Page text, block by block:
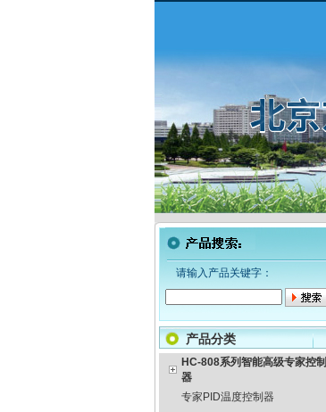
请输入产品关键字：
产品分类
HC-808系列智能高级专家控制
器
专家PID温度控制器